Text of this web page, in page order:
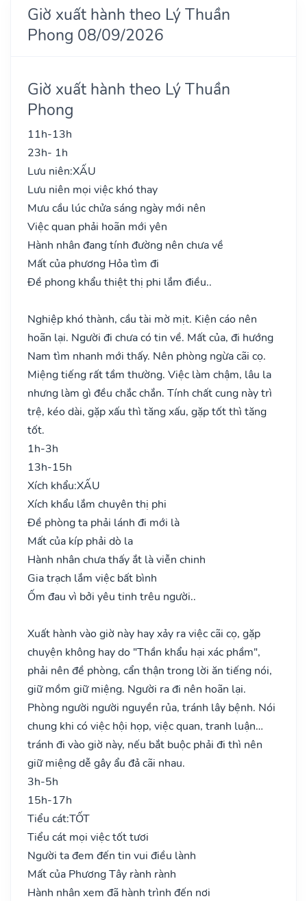
Giờ xuất hành theo Lý Thuần
Phong 08/09/2026
Giờ xuất hành theo Lý Thuần
Phong
11h-13h
23h- 1h
Lưu niên:XẤU
Lưu niên mọi việc khó thay
Mưu cầu lúc chửa sáng ngày mới nên
Việc quan phải hoãn mới yên
Hành nhân đang tính đường nên chưa về
Mất của phương Hỏa tìm đi
Đề phong khẩu thiệt thị phi lắm điều..
Nghiệp khó thành, cầu tài mờ mịt. Kiện cáo nên
hoãn lại. Người đi chưa có tin về. Mất của, đi hướng
Nam tìm nhanh mới thấy. Nên phòng ngừa cãi cọ.
Miệng tiếng rất tầm thường. Việc làm chậm, lâu la
nhưng làm gì đều chắc chắn. Tính chất cung này trì
trệ, kéo dài, gặp xấu thì tăng xấu, gặp tốt thì tăng
tốt.
1h-3h
13h-15h
Xích khẩu:XẤU
Xích khẩu lắm chuyên thị phi
Đề phòng ta phải lánh đi mới là
Mất của kíp phải dò la
Hành nhân chưa thấy ắt là viễn chinh
Gia trạch lắm việc bất bình
Ốm đau vì bởi yêu tinh trêu người..
Xuất hành vào giờ này hay xảy ra việc cãi cọ, gặp
chuyện không hay do "Thần khẩu hại xác phầm",
phải nên đề phòng, cẩn thận trong lời ăn tiếng nói,
giữ mồm giữ miệng. Người ra đi nên hoãn lại.
Phòng người người nguyền rủa, tránh lây bệnh. Nói
chung khi có việc hội họp, việc quan, tranh luận…
tránh đi vào giờ này, nếu bắt buộc phải đi thì nên
giữ miệng dễ gây ẩu đả cãi nhau.
3h-5h
15h-17h
Tiểu cát:TỐT
Tiểu cát mọi việc tốt tươi
Người ta đem đến tin vui điều lành
Mất của Phương Tây rành rành
Hành nhân xem đã hành trình đến nơi